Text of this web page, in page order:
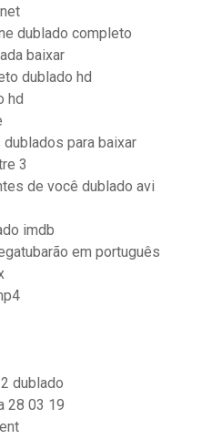
dublado completo
baixar
dublado hd
hd
para baixar
3
de você dublado avi
imdb
em português
dublado
28 03 19